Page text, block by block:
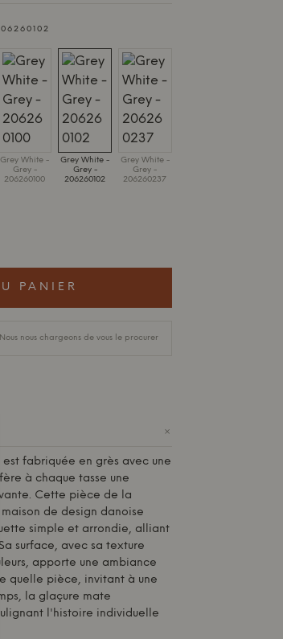
Grey White -
Grey -
206260100
Grey White -
Grey -
206260102
Grey White -
Grey -
206260237
PANIER
Nous nous chargeons de vous le procurer
+
est fabriquée en grès avec une
à chaque tasse une
Cette pièce de la
de design danoise
simple et arrondie, alliant
surface, avec sa texture
apporte une ambiance
quelle pièce, invitant à une
la glaçure mate
l'histoire individuelle